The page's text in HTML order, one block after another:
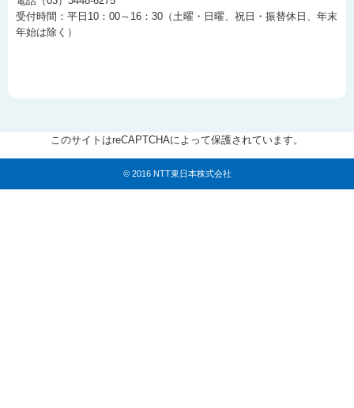
受付時間：平日10：00～16：30（土曜・日曜、祝日・振替休日、年末
年始は除く）
このサイトはreCAPTCHAによって保護されています。
© 2016 NTT東日本株式会社